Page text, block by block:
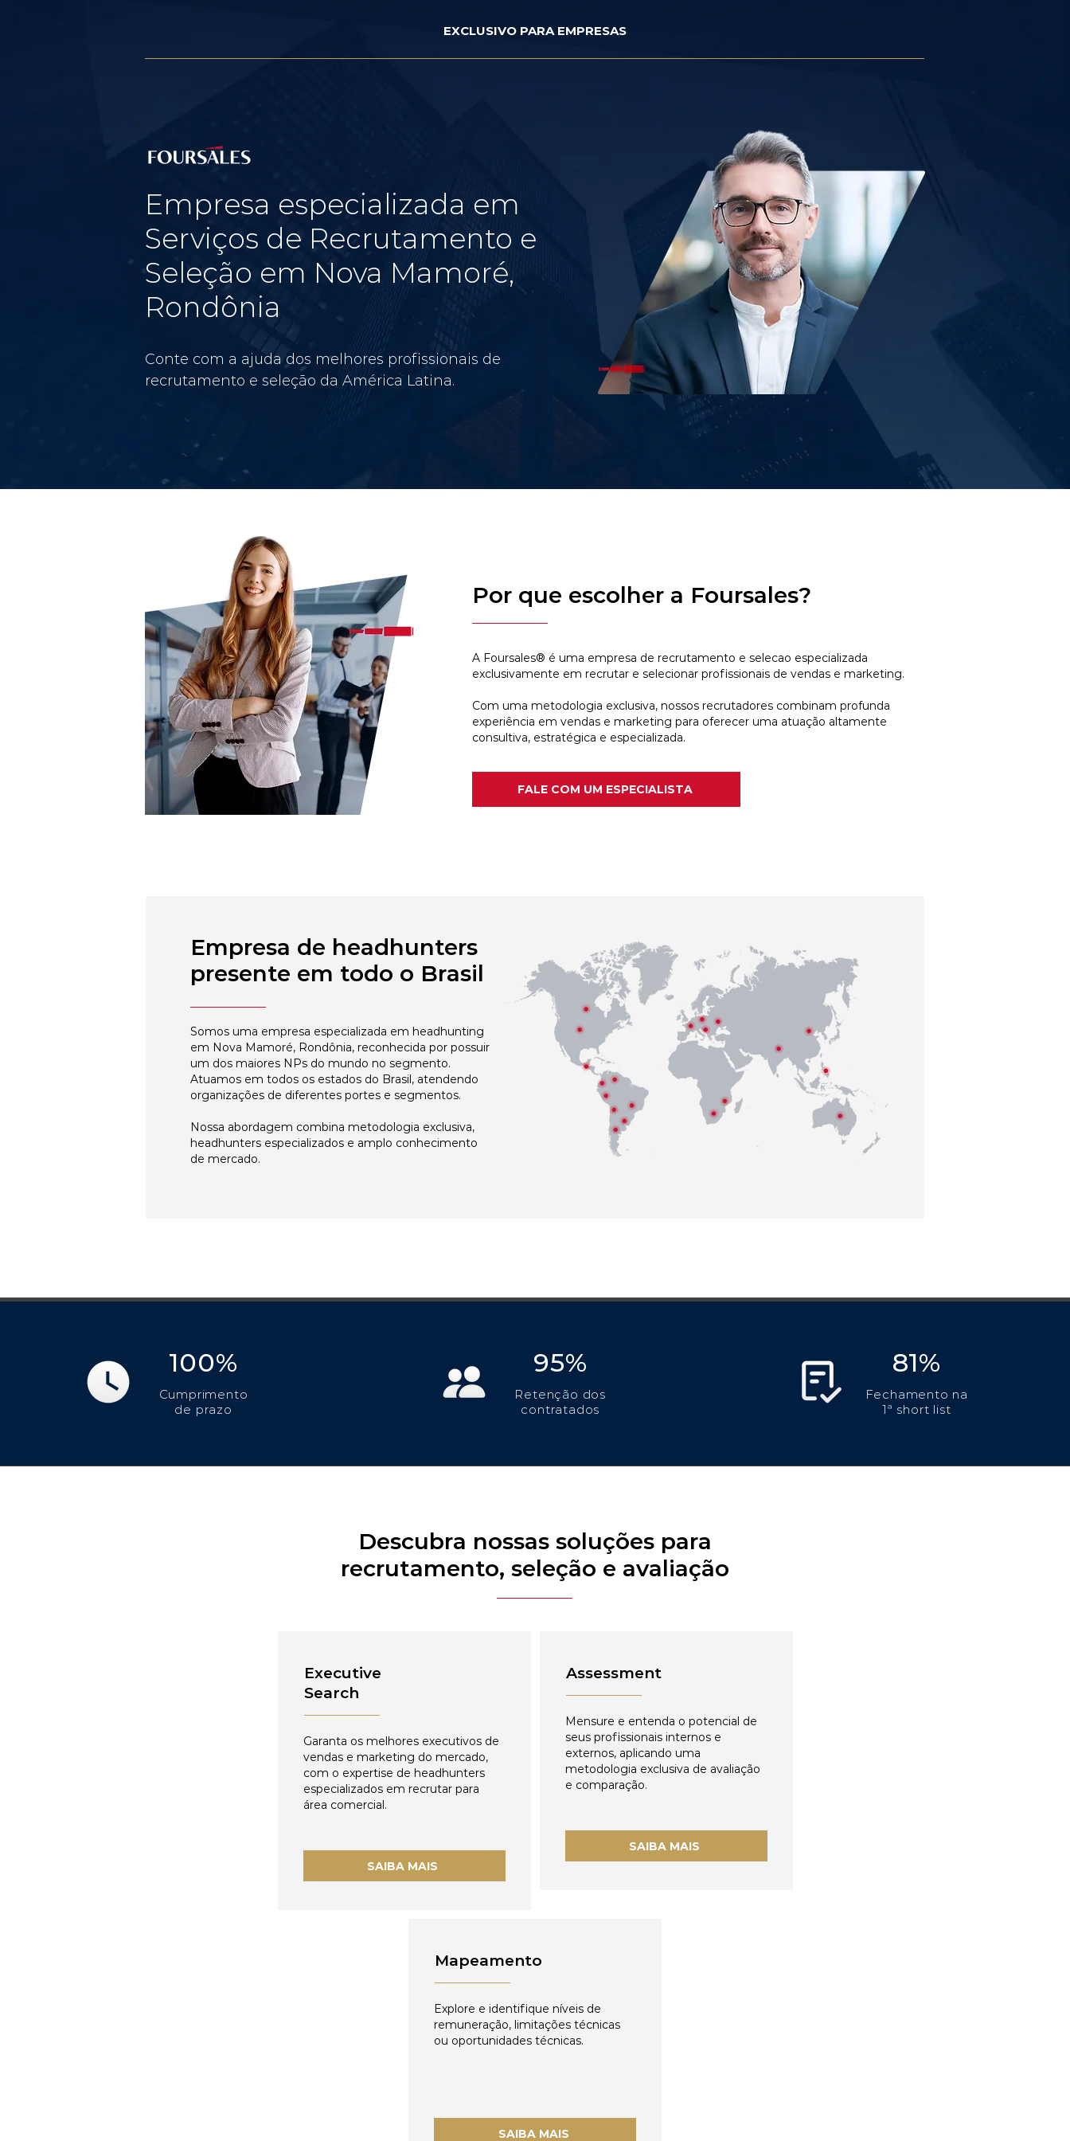
EXCLUSIVO PARA EMPRESAS
Empresa especializada em
Serviços de Recrutamento e
Seleção em Nova Mamoré,
Rondônia
Conte com a ajuda dos melhores profissionais de
recrutamento e seleção da América Latina.
Por que escolher a Foursales?
A Foursales® é uma empresa de recrutamento e selecao especializada
exclusivamente em recrutar e selecionar profissionais de vendas e marketing.
Com uma metodologia exclusiva, nossos recrutadores combinam profunda
experiência em vendas e marketing para oferecer uma atuação altamente
consultiva, estratégica e especializada.
FALE COM UM ESPECIALISTA
Empresa de headhunters
presente em todo o Brasil
Somos uma empresa especializada em headhunting
em Nova Mamoré, Rondônia, reconhecida por possuir
um dos maiores NPs do mundo no segmento.
Atuamos em todos os estados do Brasil, atendendo
organizações de diferentes portes e segmentos.
Nossa abordagem combina metodologia exclusiva,
headhunters especializados e amplo conhecimento
de mercado.
100%
Cumprimento
de prazo
95%
Retenção dos
contratados
81%
Fechamento na
1ª short list
Descubra nossas soluções para
recrutamento, seleção e avaliação
Executive
Search
Garanta os melhores executivos de
vendas e marketing do mercado,
com o expertise de headhunters
especializados em recrutar para
área comercial.
SAIBA MAIS
Assessment
Mensure e entenda o potencial de
seus profissionais internos e
externos, aplicando uma
metodologia exclusiva de avaliação
e comparação.
SAIBA MAIS
Mapeamento
Explore e identifique níveis de
remuneração, limitações técnicas
ou oportunidades técnicas.
SAIBA MAIS